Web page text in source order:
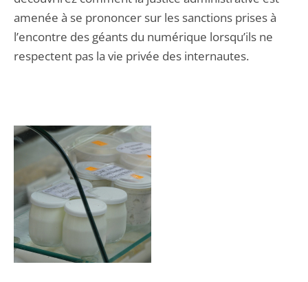
amenée à se prononcer sur les sanctions prises à
l’encontre des géants du numérique lorsqu’ils ne
respectent pas la vie privée des internautes.